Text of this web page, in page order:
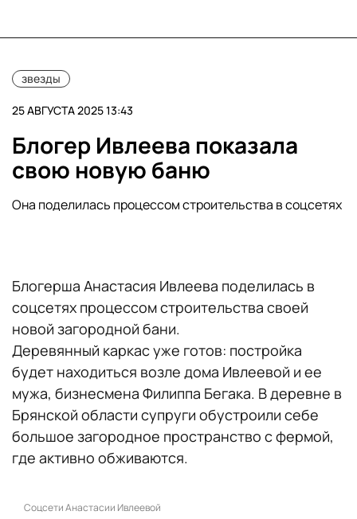
звезды
25 АВГУСТА 2025 13:43
Блогер Ивлеева показала
свою новую баню
Она поделилась процессом строительства в соцсетях
Блогерша Анастасия Ивлеева поделилась в
соцсетях процессом строительства своей
новой загородной бани.
Деревянный каркас уже готов: постройка
будет находиться возле дома Ивлеевой и ее
мужа, бизнесмена Филиппа Бегака. В деревне в
Брянской области супруги обустроили себе
большое загородное пространство с фермой,
где активно обживаются.
Соцсети Анастасии Ивлеевой